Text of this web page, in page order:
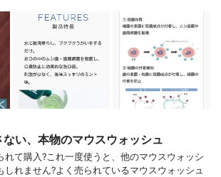
い、本物のマウスウォッシュ
れて購入?これ一度使うと、他のマウスウォッシ
しれません?よく売られているマウスウォッシュ